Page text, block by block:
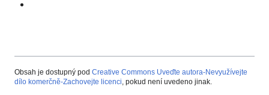
Obsah je dostupný pod Creative Commons Uveďte autora-Nevyužívejte
dílo komerčně-Zachovejte licenci, pokud není uvedeno jinak.